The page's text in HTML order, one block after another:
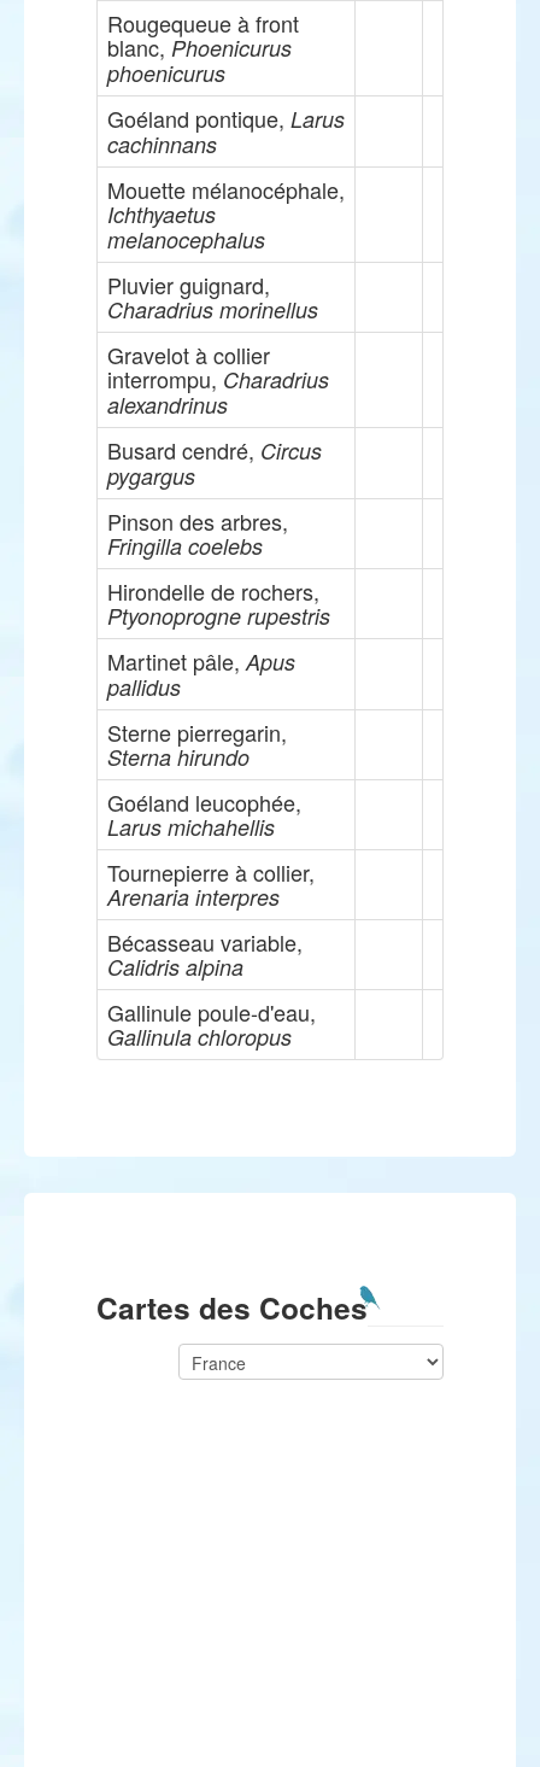
Rougequeue à front
blanc, Phoenicurus
phoenicurus
Goéland pontique, Larus
cachinnans
Mouette mélanocéphale,
Ichthyaetus
melanocephalus
Pluvier guignard,
Charadrius morinellus
Gravelot à collier
interrompu, Charadrius
alexandrinus
Busard cendré, Circus
pygargus
Pinson des arbres,
Fringilla coelebs
Hirondelle de rochers,
Ptyonoprogne rupestris
Martinet pâle, Apus
pallidus
Sterne pierregarin,
Sterna hirundo
Goéland leucophée,
Larus michahellis
Tournepierre à collier,
Arenaria interpres
Bécasseau variable,
Calidris alpina
Gallinule poule-d'eau,
Gallinula chloropus
Cartes des Coches